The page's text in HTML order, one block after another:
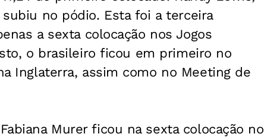
subiu no pódio. Esta foi a terceira
a sexta colocação nos Jogos
o brasileiro ficou em primeiro no
Inglaterra, assim como no Meeting de
Murer ficou na sexta colocação no